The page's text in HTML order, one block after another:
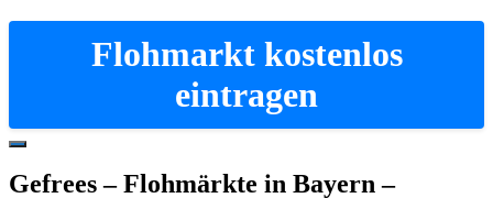
Flohmarkt kostenlos
eintragen
Hide
Content
Gefrees – Flohmärkte in Bayern –